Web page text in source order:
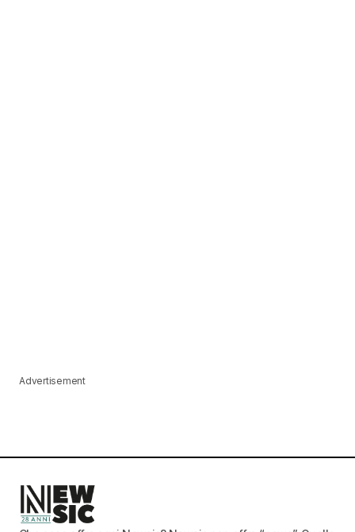
Advertisement